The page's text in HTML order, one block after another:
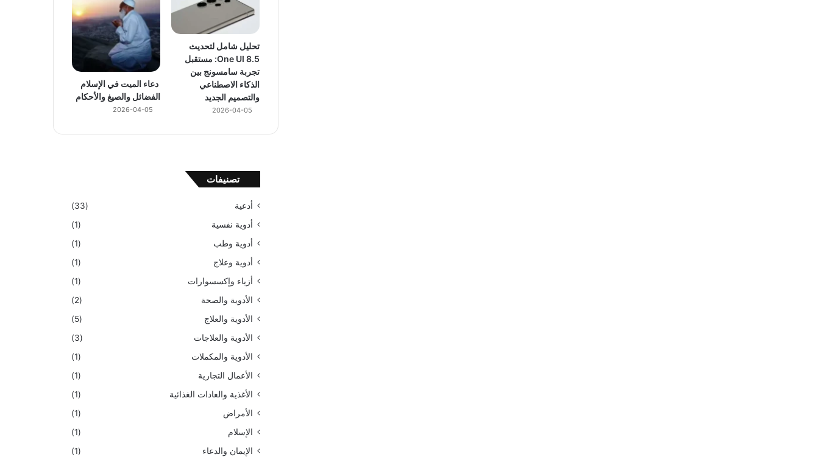
تحليل شامل لتحديث
One UI 8.5: مستقبل
تجربة سامسونج بين
الذكاء الاصطناعي
والتصميم الجديد
2026-04-05
دعاء الميت في الإسلام
الفضائل والصيغ والأحكام
2026-04-05
تصنيفات
أدعية
(33)
أدوية نفسية
(1)
أدوية وطب
(1)
أدوية وعلاج
(1)
أزياء وإكسسوارات
(1)
الأدوية والصحة
(2)
الأدوية والعلاج
(5)
الأدوية والعلاجات
(3)
الأدوية والمكملات
(1)
الأعمال التجارية
(1)
الأغذية والعادات الغذائية
(1)
الأمراض
(1)
الإسلام
(1)
الإيمان والدعاء
(1)